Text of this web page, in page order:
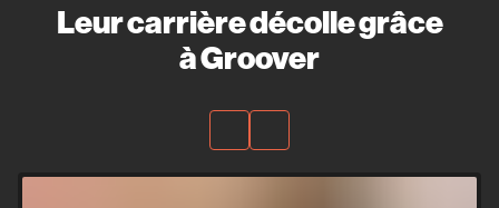
Leur carrière décolle grâce
à Groover